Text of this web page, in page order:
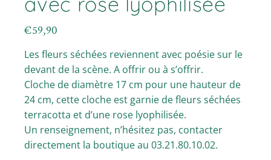
€59,90
Les fleurs séchées reviennent avec poésie sur le
devant de la scène. A offrir ou à s’offrir.
Cloche de diamètre 17 cm pour une hauteur de
24 cm, cette cloche est garnie de fleurs séchées
terracotta et d’une rose lyophilisée.
Un renseignement, n’hésitez pas, contacter
directement la boutique au 03.21.80.10.02.